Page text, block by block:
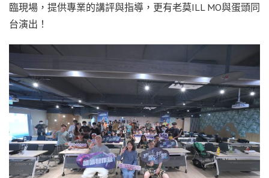
臨現場，提供專業的講評與指導，更有老莫ILL MO與蛋頭同
台演出！